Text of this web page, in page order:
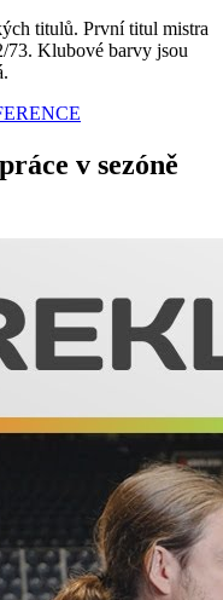
titulů. První titul mistra
73. Klubové barvy jsou
v sezóně